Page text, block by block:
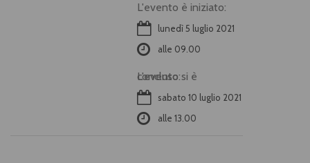
L'evento è iniziato:
lunedì 5 luglio 2021
alle 09.00
L'evento si è concluso:
sabato 10 luglio 2021
alle 13.00